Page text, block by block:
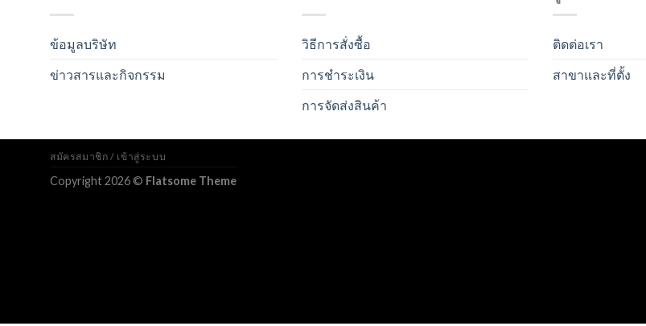
ข้อมูลบริษัท
ข่าวสารและกิจกรรม
วิธีการสั่งซื้อ
การชำระเงิน
การจัดส่งสินค้า
ติดต่อเรา
สาขาและที่ตั้ง
สมัครสมาชิก / เข้าสู่ระบบ
Copyright 2026 © Flatsome Theme